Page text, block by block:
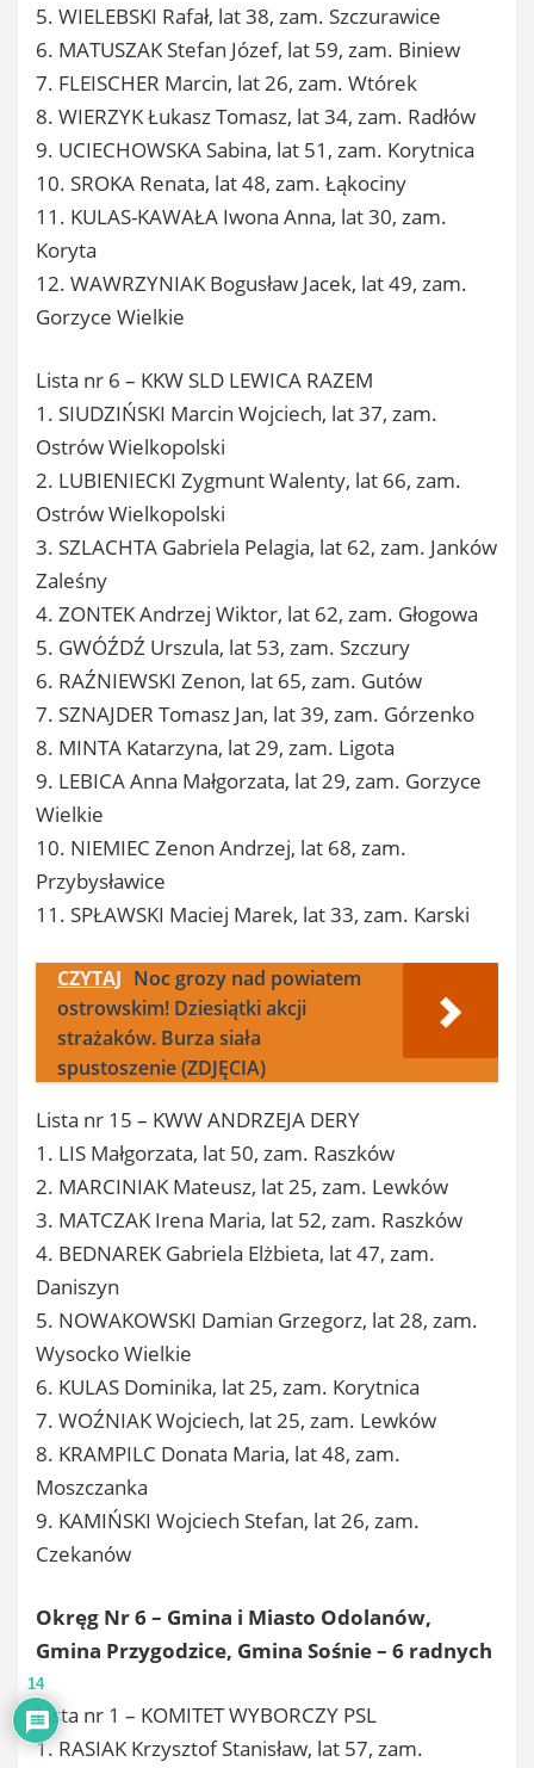
5. WIELEBSKI Rafał, lat 38, zam. Szczurawice
6. MATUSZAK Stefan Józef, lat 59, zam. Biniew
7. FLEISCHER Marcin, lat 26, zam. Wtórek
8. WIERZYK Łukasz Tomasz, lat 34, zam. Radłów
9. UCIECHOWSKA Sabina, lat 51, zam. Korytnica
10. SROKA Renata, lat 48, zam. Łąkociny
11. KULAS-KAWAŁA Iwona Anna, lat 30, zam.
Koryta
12. WAWRZYNIAK Bogusław Jacek, lat 49, zam.
Gorzyce Wielkie
Lista nr 6 – KKW SLD LEWICA RAZEM
1. SIUDZIŃSKI Marcin Wojciech, lat 37, zam.
Ostrów Wielkopolski
2. LUBIENIECKI Zygmunt Walenty, lat 66, zam.
Ostrów Wielkopolski
3. SZLACHTA Gabriela Pelagia, lat 62, zam. Janków
Zaleśny
4. ZONTEK Andrzej Wiktor, lat 62, zam. Głogowa
5. GWÓŹDŹ Urszula, lat 53, zam. Szczury
6. RAŹNIEWSKI Zenon, lat 65, zam. Gutów
7. SZNAJDER Tomasz Jan, lat 39, zam. Górzenko
8. MINTA Katarzyna, lat 29, zam. Ligota
9. LEBICA Anna Małgorzata, lat 29, zam. Gorzyce
Wielkie
10. NIEMIEC Zenon Andrzej, lat 68, zam.
Przybysławice
11. SPŁAWSKI Maciej Marek, lat 33, zam. Karski
CZYTAJ Noc grozy nad powiatem
ostrowskim! Dziesiątki akcji
strażaków. Burza siała
spustoszenie (ZDJĘCIA)
Lista nr 15 – KWW ANDRZEJA DERY
1. LIS Małgorzata, lat 50, zam. Raszków
2. MARCINIAK Mateusz, lat 25, zam. Lewków
3. MATCZAK Irena Maria, lat 52, zam. Raszków
4. BEDNAREK Gabriela Elżbieta, lat 47, zam.
Daniszyn
5. NOWAKOWSKI Damian Grzegorz, lat 28, zam.
Wysocko Wielkie
6. KULAS Dominika, lat 25, zam. Korytnica
7. WOŹNIAK Wojciech, lat 25, zam. Lewków
8. KRAMPILC Donata Maria, lat 48, zam.
Moszczanka
9. KAMIŃSKI Wojciech Stefan, lat 26, zam.
Czekanów
Okręg Nr 6 – Gmina i Miasto Odolanów,
Gmina Przygodzice, Gmina Sośnie – 6 radnych
Lista nr 1 – KOMITET WYBORCZY PSL
1. RASIAK Krzysztof Stanisław, lat 57, zam.
14